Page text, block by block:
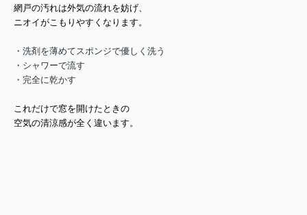
網戸の汚れは外気の流れを妨げ、
ニオイがこもりやすくなります。
・洗剤を薄めてスポンジで優しく洗う
・シャワーで流す
・完全に乾かす
これだけで窓を開けたときの
空気の清涼感が全く違います。